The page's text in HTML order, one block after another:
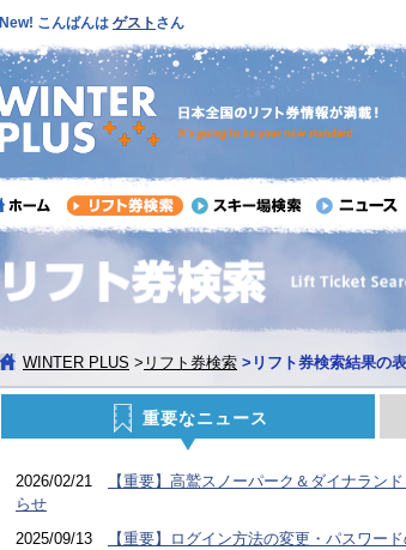
New! こんばんは ゲスト さん
WINTER PLUS > リフト券検索 > リフト券検索結果の
重要なニュース
2026/02/21
【重要】高鷲スノーパーク＆ダイナラン
らせ
2025/09/13
【重要】ログイン方法の変更・パスワー